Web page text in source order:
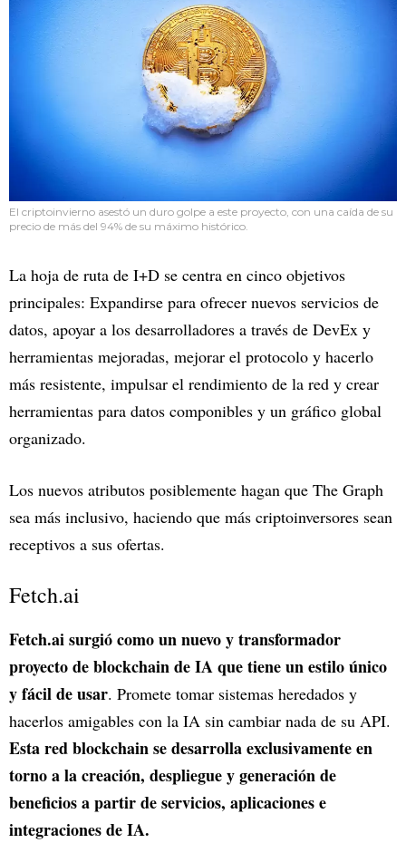
El criptoinvierno asestó un duro golpe a este proyecto, con una caída de su
precio de más del 94% de su máximo histórico.
La hoja de ruta de I+D se centra en cinco objetivos
principales: Expandirse para ofrecer nuevos servicios de
datos, apoyar a los desarrolladores a través de DevEx y
herramientas mejoradas, mejorar el protocolo y hacerlo
más resistente, impulsar el rendimiento de la red y crear
herramientas para datos componibles y un gráfico global
organizado.
Los nuevos atributos posiblemente hagan que The Graph
sea más inclusivo, haciendo que más criptoinversores sean
receptivos a sus ofertas.
Fetch.ai
Fetch.ai surgió como un nuevo y transformador
proyecto de blockchain de IA que tiene un estilo único
y fácil de usar. Promete tomar sistemas heredados y
hacerlos amigables con la IA sin cambiar nada de su API.
Esta red blockchain se desarrolla exclusivamente en
torno a la creación, despliegue y generación de
beneficios a partir de servicios, aplicaciones e
integraciones de IA.